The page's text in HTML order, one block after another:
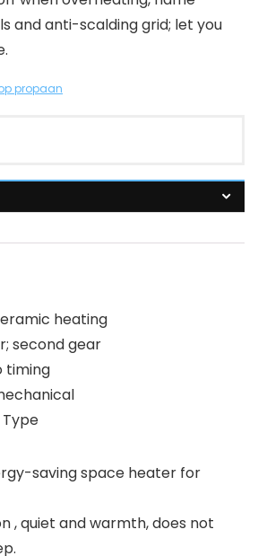
and anti-scalding grid; let you
propaan
heating
second gear
timing
saving space heater for
, quiet and warmth, does not